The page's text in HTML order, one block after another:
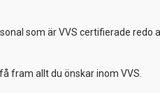
som är VVS certifierade redo
fram allt du önskar inom VVS.